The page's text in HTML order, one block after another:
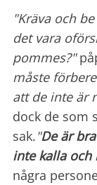
"Kräva och
det vara
pommes?"
måste
att de inte är
dock de som
sak."De är
inte kalla och
några